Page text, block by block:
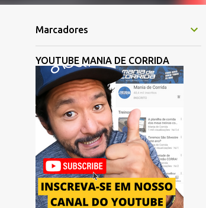
Marcadores
YOUTUBE MANIA DE CORRIDA